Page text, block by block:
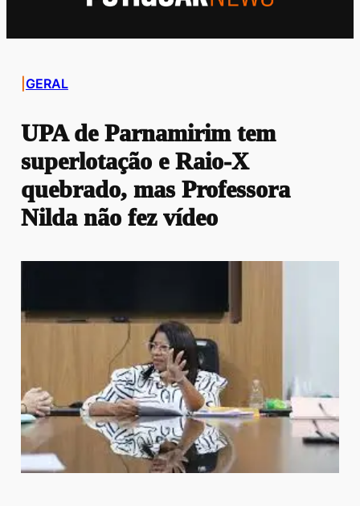
GERAL
UPA de Parnamirim tem
superlotação e Raio-X
quebrado, mas Professora
Nilda não fez vídeo